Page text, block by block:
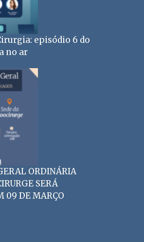
episódio 6 do
no ar
ORDINÁRIA
SERÁ
09 DE MARÇO